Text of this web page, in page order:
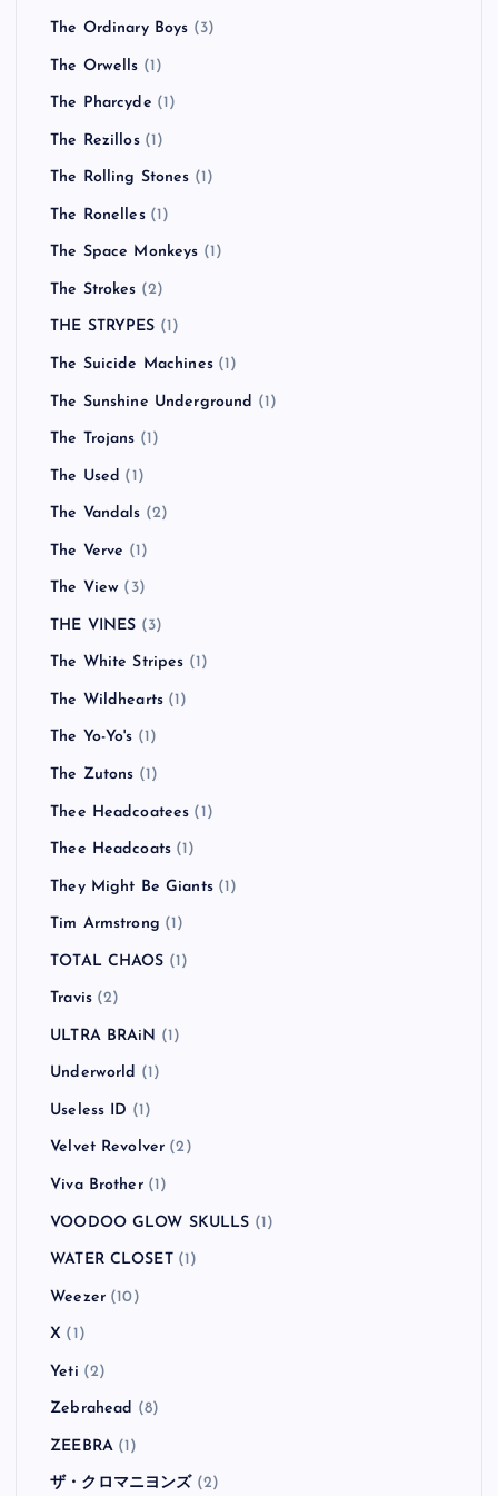
The Ordinary Boys (3)
The Orwells (1)
The Pharcyde (1)
The Rezillos(1)
The Rolling Stones (1)
The Ronelles(1)
The Space Monkeys (1)
The Strokes (2)
THE STRYPES (1)
The Suicide Machines(1)
The Sunshine Underground (1)
The Trojans (1)
The Used (1)
The Vandals (2)
The Verve (1)
The View (3)
THE VINES (3)
The White Stripes (1)
The Wildhearts (1)
The Yo-Yo's (1)
The Zutons (1)
Thee Headcoatees (1)
Thee Headcoats (1)
They Might Be Giants(1)
Tim Armstrong (1)
TOTAL CHAOS (1)
Travis(2)
ULTRA BRAiN (1)
Underworld (1)
Useless ID (1)
Velvet Revolver (2)
Viva Brother(1)
VOODOO GLOW SKULLS (1)
WATER CLOSET(1)
Weezer(10)
X (1)
Yeti (2)
Zebrahead (8)
ZEEBRA(1)
ザ・クロマニヨンズ (2)